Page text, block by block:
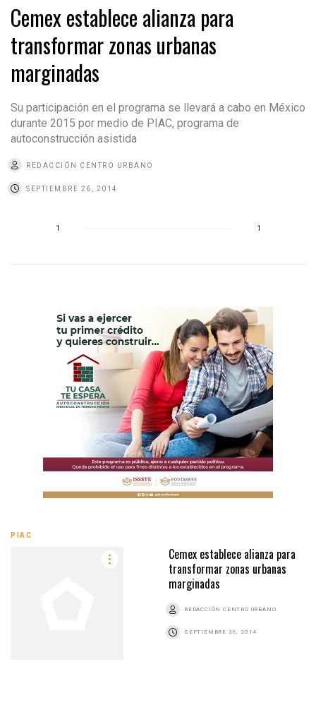
Cemex establece alianza para
transformar zonas urbanas
marginadas
Su participación en el programa se llevará a cabo en México
durante 2015 por medio de PIAC, programa de
autoconstrucción asistida
REDACCIÓN CENTRO URBANO
SEPTIEMBRE 26, 2014
1 1
PIAC
Cemex establece alianza para
transformar zonas urbanas
marginadas
REDACCIÓN CENTRO URBANO
SEPTIEMBRE 26, 2014